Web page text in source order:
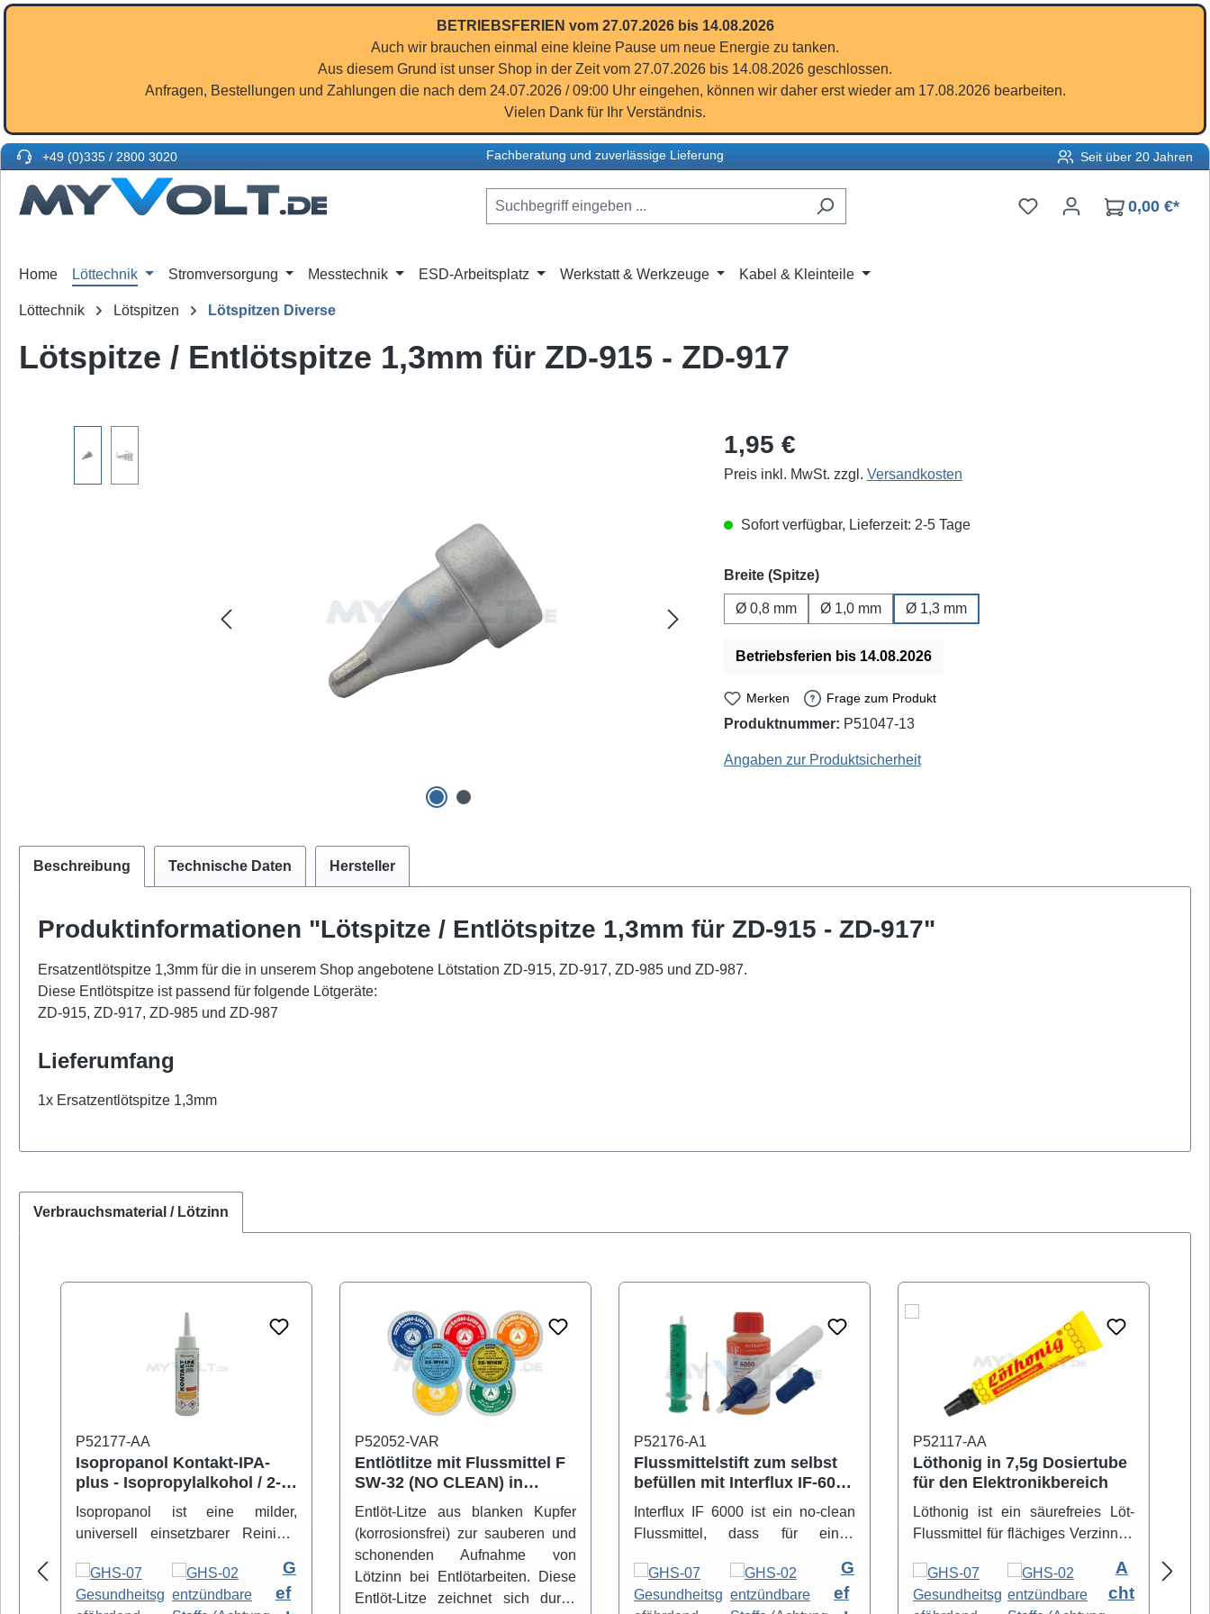
BETRIEBSFERIEN vom 27.07.2026 bis 14.08.2026
Auch wir brauchen einmal eine kleine Pause um neue Energie zu tanken.
Aus diesem Grund ist unser Shop in der Zeit vom 27.07.2026 bis 14.08.2026 geschlossen.
Anfragen, Bestellungen und Zahlungen die nach dem 24.07.2026 / 09:00 Uhr eingehen, können wir daher erst wieder am 17.08.2026 bearbeiten.
Vielen Dank für Ihr Verständnis.
+49 (0)335 / 2800 3020 Fachberatung und zuverlässige Lieferung Seit über 20 Jahren
Du hast 0 Produkte auf
0,00 €*
Home Löttechnik Stromversorgung Messtechnik ESD-Arbeitsplatz Werkstatt & Werkzeuge Kabel & Kleinteile
Löttechnik Lötspitzen Lötspitzen Diverse
Lötspitze / Entlötspitze 1,3mm für ZD-915 - ZD-917
Regulärer Preis:
1,95 €
Preis inkl. MwSt. zzgl. Versandkosten
Sofort verfügbar, Lieferzeit: 2-5 Tage
Breite (Spitze)auswählen
Ø 0,8 mm Ø 1,0 mm Ø 1,3 mm
Betriebsferien bis 14.08.2026
Merken Frage zum Produkt
Produktnummer: P51047-13
Angaben zur Produktsicherheit
Beschreibung Technische Daten Hersteller
Produktinformationen "Lötspitze / Entlötspitze 1,3mm für ZD-915 - ZD-917"
Ersatzentlötspitze 1,3mm für die in unserem Shop angebotene Lötstation ZD-915, ZD-917, ZD-985 und ZD-987.
Diese Entlötspitze ist passend für folgende Lötgeräte:
ZD-915, ZD-917, ZD-985 und ZD-987
Lieferumfang
1x Ersatzentlötspitze 1,3mm
Verbrauchsmaterial / Lötzinn
P52177-AA
Isopropanol Kontakt-IPA-
plus - Isopropylalkohol / 2-
Propanol
Isopropanol ist eine milder,
universell einsetzbarer Reiniger
Schmutz- und Fettbelägen.
Hochreiner Isopropanol-Alkohol (
G
ef
P52052-VAR
Entlötlitze mit Flussmittel F
SW-32 (NO CLEAN) in
verschieden Breiten
Entlöt-Litze aus blanken Kupfer
(korrosionsfrei) zur sauberen und
schonenden Aufnahme von
Lötzinn bei Entlötarbeiten. Diese
Entlöt-Litze zeichnet sich durch
P52176-A1
Flussmittelstift zum selbst
befüllen mit Interflux IF-6000
ROL0 halogenfrei
Interflux IF 6000 ist ein no-clean
Flussmittel, dass für einen
entwickelt wurde. Typische
Einsatzgebiete sind Handlöten,
G
ef
P52117-AA
Löthonig in 7,5g Dosiertube
für den Elektronikbereich
Löthonig ist ein säurefreies Löt-
Flussmittel für flächiges Verzinnen
mit bleifreien Loten. Löthonig
eignet sich speziell zum Löten mit
A
cht